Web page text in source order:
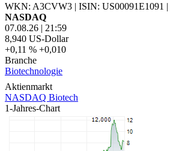
WKN: A3CVW3 | ISIN: US00091E1091 |
NASDAQ
07.08.26 | 21:59
8,940 US-Dollar
+0,11 % +0,010
Branche
Biotechnologie
Aktienmarkt
NASDAQ Biotech
1-Jahres-Chart